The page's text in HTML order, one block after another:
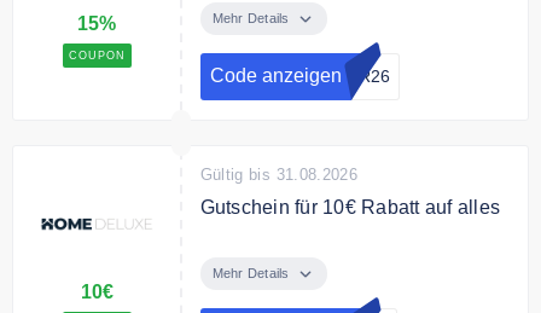
15%
COUPON
Home Deluxe Gutscheincode auf
das gesamte Sortiment
Mehr Details
Code anzeigen ER26
10€
Gültig bis 31.08.2026
Gutschein für 10€ Rabatt auf alles
Newsletter an und erhalte einen
10€ Gutschein für Deine
Mehr Details